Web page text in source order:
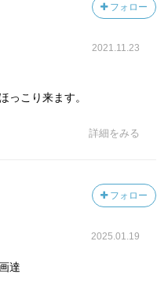
フォロー
2021.11.23
っこり来ます。
詳細をみる
フォロー
2025.01.19
達